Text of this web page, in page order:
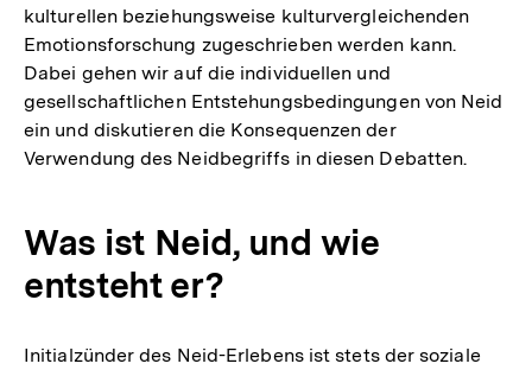
kulturellen beziehungsweise kulturvergleichenden
Emotionsforschung zugeschrieben werden kann.
Dabei gehen wir auf die individuellen und
gesellschaftlichen Entstehungsbedingungen von Neid
ein und diskutieren die Konsequenzen der
Verwendung des Neidbegriffs in diesen Debatten.
Was ist Neid, und wie
entsteht er?
Initialzünder des Neid-Erlebens ist stets der soziale